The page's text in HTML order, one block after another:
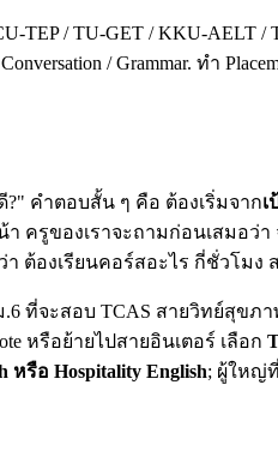
/ TU-GET / KKU-AELT /
/ Grammar. ท
คำตอบสั้น ๆ คือ ต้องเริ่มจากเ
ครูของเราจะถามก่อนเสมอ
ว่า ต้องเรียนคอร์สอะไร กี่ชั่วโ
ที่จะสอบ TCAS สายวิทย์สุขภา
หรือย้ายไปสายอินเตอร์ เลือก
หรือ Hospitality English; ผู้ใหญ่